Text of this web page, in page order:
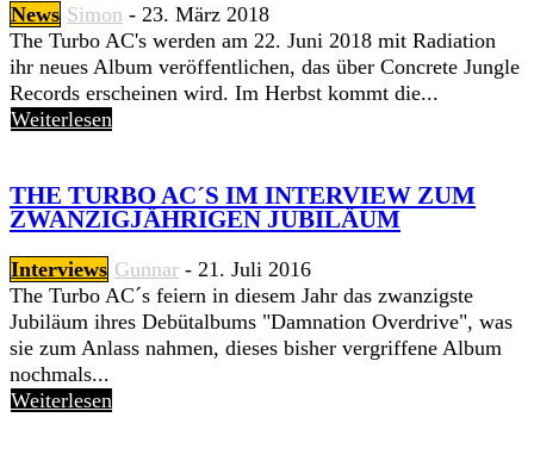
News Simon - 23. März 2018
The Turbo AC's werden am 22. Juni 2018 mit Radiation
ihr neues Album veröffentlichen, das über Concrete Jungle
Records erscheinen wird. Im Herbst kommt die...
Weiterlesen
THE TURBO AC´S IM INTERVIEW ZUM
ZWANZIGJÄHRIGEN JUBILÄUM
Interviews Gunnar - 21. Juli 2016
The Turbo AC´s feiern in diesem Jahr das zwanzigste
Jubiläum ihres Debütalbums "Damnation Overdrive", was
sie zum Anlass nahmen, dieses bisher vergriffene Album
nochmals...
Weiterlesen